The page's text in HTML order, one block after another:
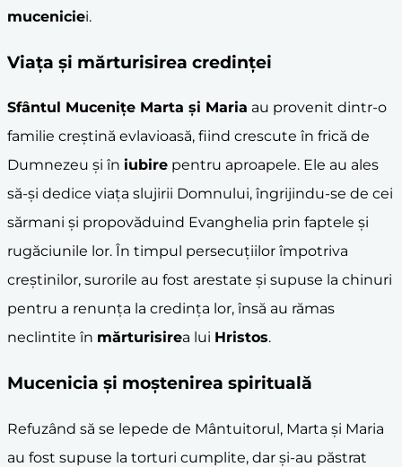
muceniciei.
Viața și mărturisirea credinței
Sfântul Mucenițe Marta și Maria au provenit dintr-o
familie creștină evlavioasă, fiind crescute în frică de
Dumnezeu și în iubire pentru aproapele. Ele au ales
să-și dedice viața slujirii Domnului, îngrijindu-se de cei
sărmani și propovăduind Evanghelia prin faptele și
rugăciunile lor. În timpul persecuțiilor împotriva
creștinilor, surorile au fost arestate și supuse la chinuri
pentru a renunța la credința lor, însă au rămas
neclintite în mărturisirea lui Hristos.
Mucenicia și moștenirea spirituală
Refuzând să se lepede de Mântuitorul, Marta și Maria
au fost supuse la torturi cumplite, dar și-au păstrat